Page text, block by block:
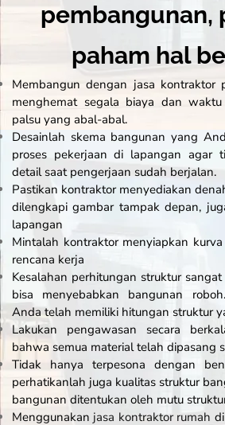
pembangunan,
paham hal
Membangun dengan jasa kontraktor
menghemat segala biaya dan
palsu yang abal-abal.
Desainlah skema bangunan yang
proses pekerjaan di lapangan agar
detail saat pengerjaan sudah berjalan.
Pastikan kontraktor menyediakan
dilengkapi gambar tampak depan,
lapangan
Mintalah kontraktor menyiapkan
rencana kerja
Kesalahan perhitungan struktur
bisa menyebabkan bangunan
Anda telah memiliki hitungan struktur
Lakukan pengawasan secara
bahwa semua material telah dipasang
Tidak hanya terpesona dengan
perhatikanlah juga kualitas struktur
bangunan ditentukan oleh mutu
Menggunakan jasa kontraktor rumah